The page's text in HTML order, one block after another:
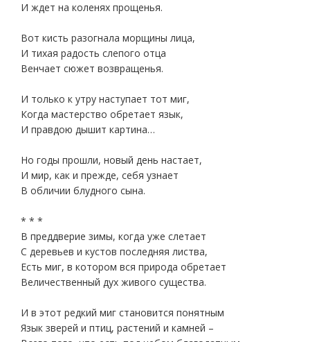
И ждет на коленях прощенья.
Вот кисть разогнала морщины лица,
И тихая радость слепого отца
Венчает сюжет возвращенья.
И только к утру наступает тот миг,
Когда мастерство обретает язык,
И правдою дышит картина…
Но годы прошли, новый день настает,
И мир, как и прежде, себя узнает
В обличии блудного сына.
* * *
В преддверие зимы, когда уже слетает
С деревьев и кустов последняя листва,
Есть миг, в котором вся природа обретает
Величественный дух живого существа.
И в этот редкий миг становится понятным
Язык зверей и птиц, растений и камней –